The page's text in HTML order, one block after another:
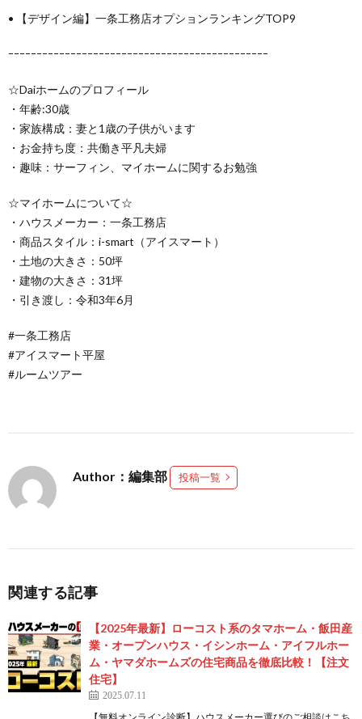
• 【デザイン編】一条工務店オプションランキングTOP9
ｰｰｰｰｰｰｰｰｰｰｰｰｰｰｰｰｰｰｰｰｰｰｰｰｰｰｰｰｰｰｰｰｰｰｰｰｰｰｰｰｰｰｰｰｰｰ
☆Daiホームのプロフィール
・年齢:30歳
・家族構成：妻と1歳の子供がいます
・お金持ち度：共働き平凡夫婦
・趣味：サーフィン、マイホームに関するお勉強
☆マイホームについて☆
・ハウスメーカー：一条工務店
・商品スタイル：i-smart（アイスマート）
・土地の大きさ：50坪
・建物の大きさ：31坪
・引き渡し：令和3年6月
#一条工務店
#アイスマート平屋
#ルームツアー
Author：編集部 投稿一覧
関連する記事
【2025年最新】ローコスト系のタマホーム・飯田産
業・オープンハウス・イシンホーム・アイフルホー
ム・ヤマダホームズの住宅商品を徹底比較！【注文
住宅】
2025.07.11